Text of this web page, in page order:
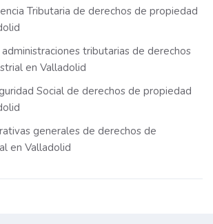
Tributaria de derechos de propiedad
tributarias de derechos
en Valladolid
Social de derechos de propiedad
generales de derechos de
en Valladolid